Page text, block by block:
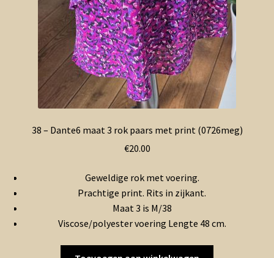
38 – Dante6 maat 3 rok paars met print (0726meg)
€20.00
Geweldige rok met voering.
Prachtige print. Rits in zijkant.
Maat 3 is M/38
Viscose/polyester voering Lengte 48 cm.